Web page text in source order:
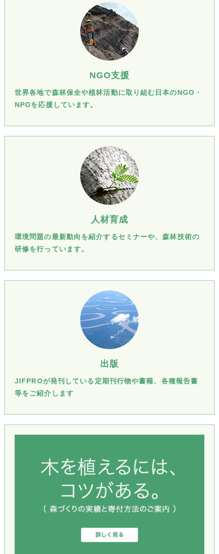
NGO支援
世界各地で森林保全や植林活動に取り組む日本のNGO・
NPOを応援しています。
人材育成
環境問題の最新動向を紹介するセミナーや、森林技術の
研修を行っています。
出版
JIFPROが発刊している定期刊行物や書籍、各種報告書
等をご紹介します